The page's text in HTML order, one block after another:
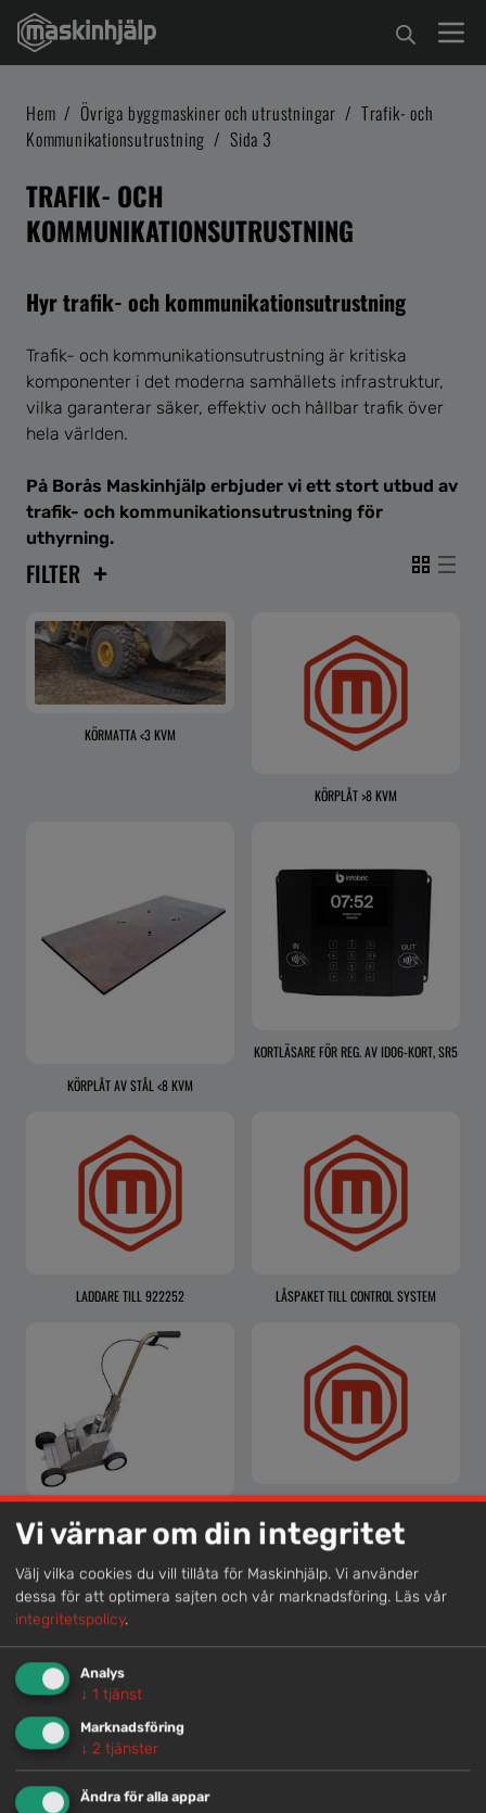
Hem / Övriga byggmaskiner och utrustningar / Trafik- och
Kommunikationsutrustning / Sida 3
TRAFIK- OCH
KOMMUNIKATIONSUTRUSTNING
Hyr trafik- och kommunikationsutrustning
Trafik- och kommunikationsutrustning är kritiska
komponenter i det moderna samhällets infrastruktur,
vilka garanterar säker, effektiv och hållbar trafik över
hela världen.
På Borås Maskinhjälp erbjuder vi ett stort utbud av
trafik- och kommunikationsutrustning för
uthyrning.
FILTER +
KÖRMATTA <3 KVM
KÖRPLÅT >8 KVM
KÖRPLÅT AV STÅL <8 KVM
KORTLÄSARE FÖR REG. AV ID06-KORT, SR5
LADDARE TILL 922252 LÅSPAKET TILL CONTROL SYSTEM
LINJEMÅLNINGSMASKIN, HANDFÖRD
LYFTOK FÖR DELTABLOC
LYFTOK FÖR TRAFIKBUFFERT
Vi värnar om din integritet
Välj vilka cookies du vill tillåta för Maskinhjälp. Vi använder
dessa för att optimera sajten och vår marknadsföring. Läs vår
integritetspolicy.
Analys
↓ 1 tjänst
Marknadsföring
↓ 2 tjänster
Ändra för alla appar